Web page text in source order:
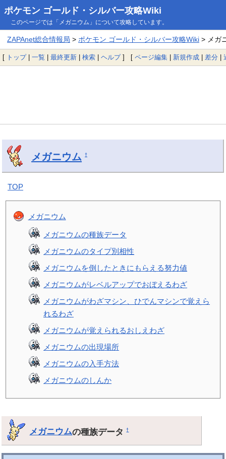
ポケモン ゴールド・シルバー攻略Wiki
このページでは「メガニウム」について攻略しています。
ZAPAnet総合情報局 > ポケモン ゴールド・シルバー攻略Wiki> メガ
[ トップ| 一覧 | 最終更新 | 検索 | ヘルプ] [ ページ編集 | 新規作成 | 差分 |
メガニウム †
TOP
メガニウム
メガニウムの種族データ
メガニウムのタイプ別相性
メガニウムを倒したときにもらえる努力値
メガニウムがレベルアップでおぼえるわざ
メガニウムがわざマシン、ひでんマシンで覚えら
れるわざ
メガニウムが覚えられるおしえわざ
メガニウムの出現場所
メガニウムの入手方法
メガニウムのしんか
メガニウムの種族データ†